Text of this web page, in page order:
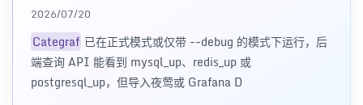
2026/07/20
Categraf 已在正式模式或仅带 --debug 的模式下运行，后
端查询 API 能看到 mysql_up、redis_up 或
postgresql_up，但导入夜莺或 Grafana D